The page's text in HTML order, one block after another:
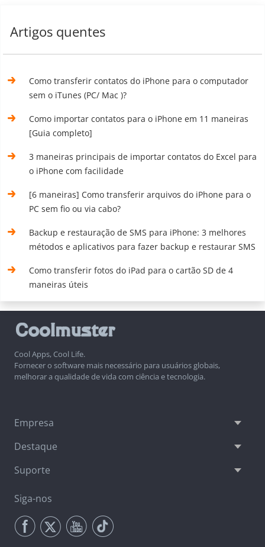
Artigos quentes
Como transferir contatos do iPhone para o computador
sem o iTunes (PC/ Mac )?
Como importar contatos para o iPhone em 11 maneiras
[Guia completo]
3 maneiras principais de importar contatos do Excel para
o iPhone com facilidade
[6 maneiras] Como transferir arquivos do iPhone para o
PC sem fio ou via cabo?
Backup e restauração de SMS para iPhone: 3 melhores
métodos e aplicativos para fazer backup e restaurar SMS
Como transferir fotos do iPad para o cartão SD de 4
maneiras úteis
Cool Apps, Cool Life.
Fornecer o software mais necessário para usuários globais,
melhorar a qualidade de vida com ciência e tecnologia.
Empresa
Destaque
Suporte
Siga-nos